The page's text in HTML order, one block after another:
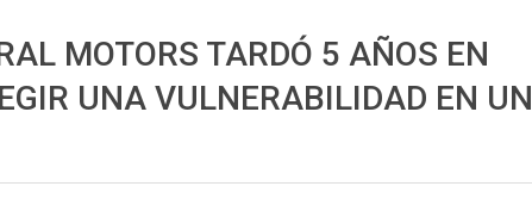
MOTORS TARDÓ 5 AÑOS EN
UNA VULNERABILIDAD EN UN